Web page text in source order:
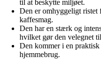
til at beskytte miljøet.
Den er omhyggeligt ristet
kaffesmag.
Den har en stærk og
hvilket gør den velegnet
Den kommer i en
hjemmebrug.